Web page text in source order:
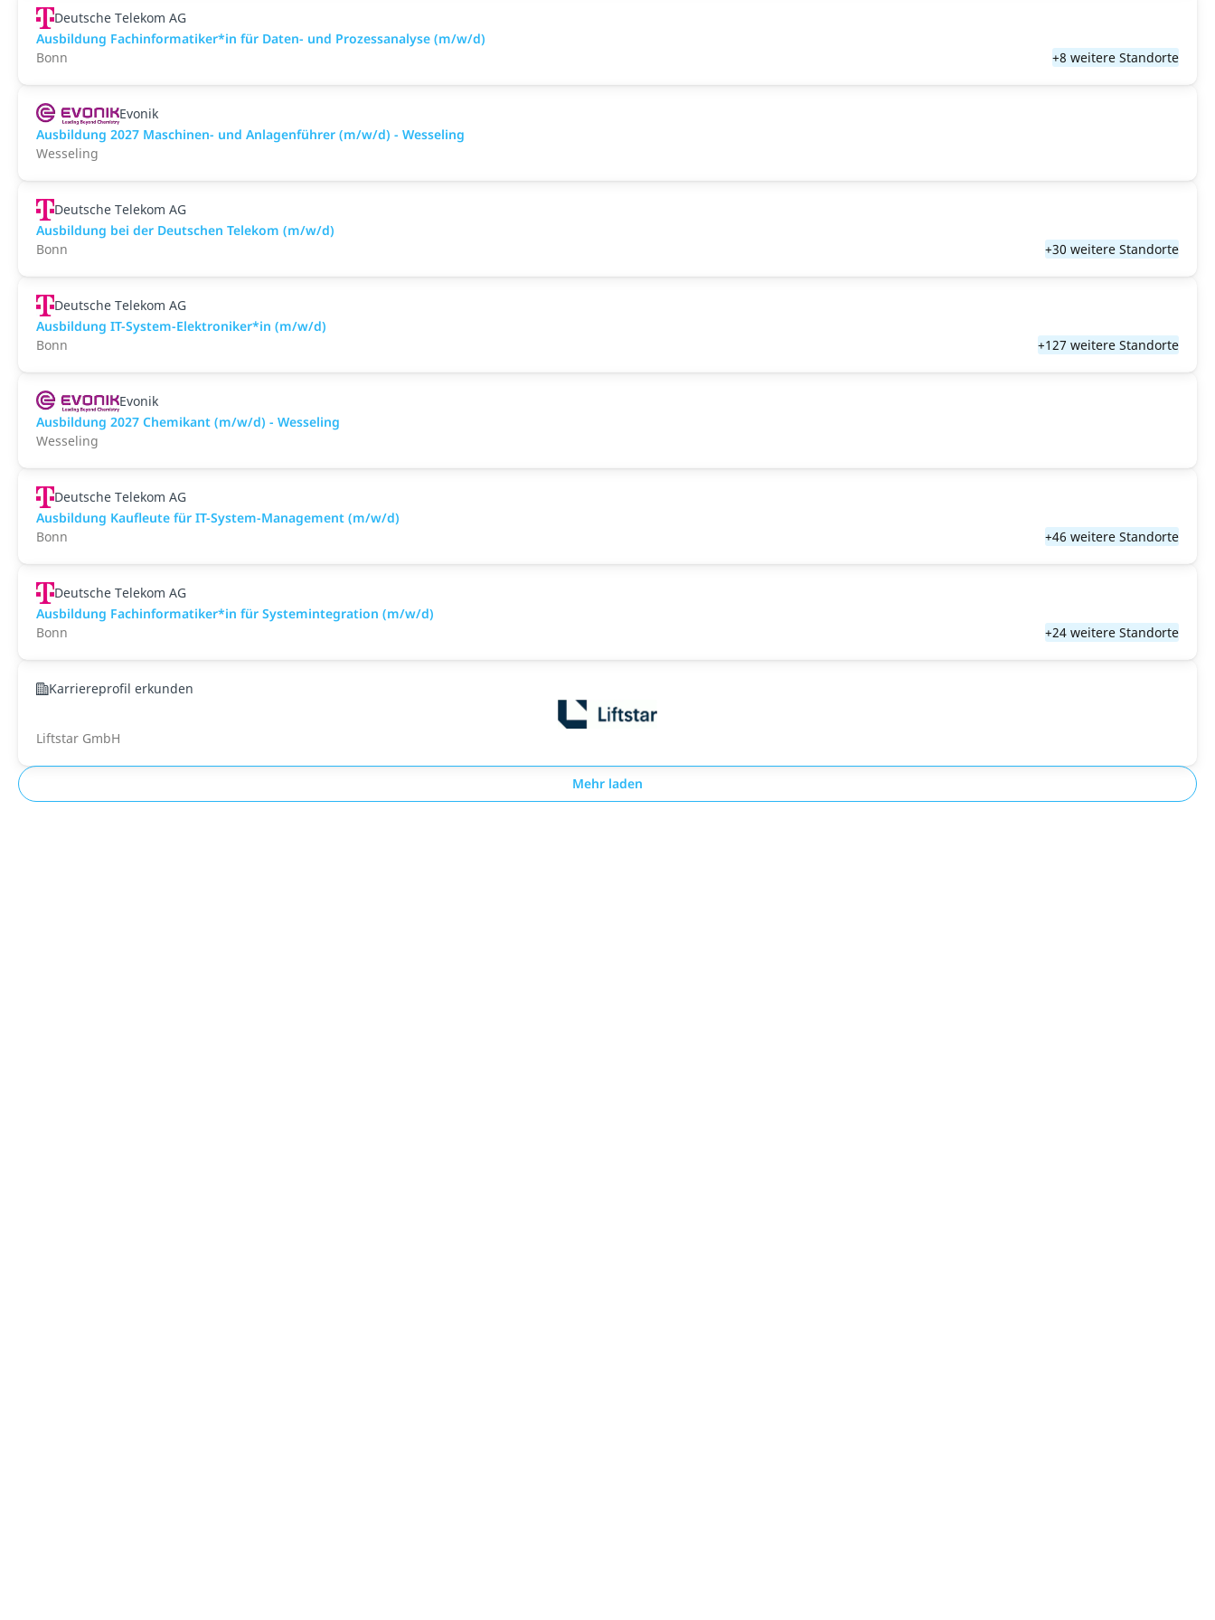
Deutsche Telekom AG
Ausbildung Fachinformatiker*in für Daten- und Prozessanalyse (m/w/d)
Bonn
+8 weitere Standorte
Evonik
Ausbildung 2027 Maschinen- und Anlagenführer (m/w/d) - Wesseling
Wesseling
Deutsche Telekom AG
Ausbildung bei der Deutschen Telekom (m/w/d)
Bonn
+30 weitere Standorte
Deutsche Telekom AG
Ausbildung IT-System-Elektroniker*in (m/w/d)
Bonn
+127 weitere Standorte
Evonik
Ausbildung 2027 Chemikant (m/w/d) - Wesseling
Wesseling
Deutsche Telekom AG
Ausbildung Kaufleute für IT-System-Management (m/w/d)
Bonn
+46 weitere Standorte
Deutsche Telekom AG
Ausbildung Fachinformatiker*in für Systemintegration (m/w/d)
Bonn
+24 weitere Standorte
Karriereprofil erkunden
Liftstar GmbH
Mehr laden